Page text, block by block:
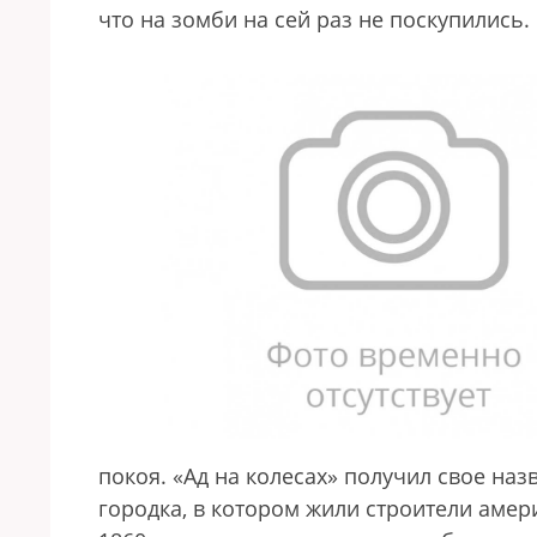
что на зомби на сей раз не поскупились.
покоя. «Ад на колесах» получил свое
городка, в котором жили строители